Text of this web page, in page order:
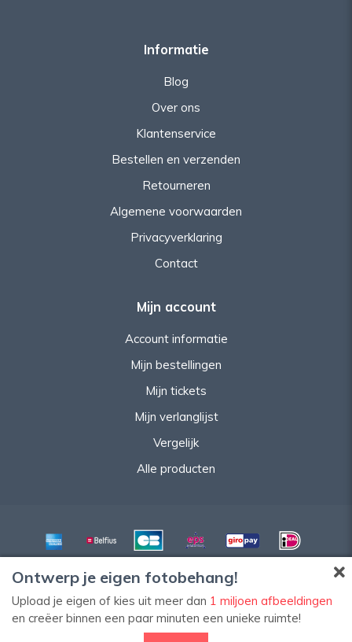
Informatie
Blog
Over ons
Klantenservice
Bestellen en verzenden
Retourneren
Algemene voorwaarden
Privacyverklaring
Contact
Mijn account
Account informatie
Mijn bestellingen
Mijn tickets
Mijn verlanglijst
Vergelijk
Alle producten
© Copyright 2026 HomeStyleDecoWeb
Ontwerp je eigen fotobehang!
Upload je eigen of kies uit meer dan 1 miljoen afbeeldingen
en creëer binnen een paar minuten een unieke ruimte!